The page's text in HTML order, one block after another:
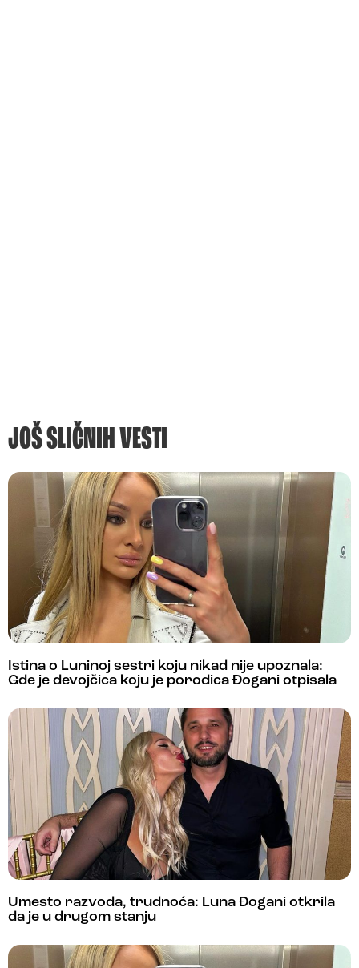
JOŠ SLIČNIH VESTI
Istina o Luninoj sestri koju nikad nije upoznala:
Gde je devojčica koju je porodica Đogani otpisala
Umesto razvoda, trudnoća: Luna Đogani otkrila
da je u drugom stanju